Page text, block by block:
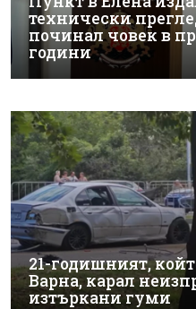
технически
починал човек в
години
21-годишният,
Варна, карал
изтъркани гуми